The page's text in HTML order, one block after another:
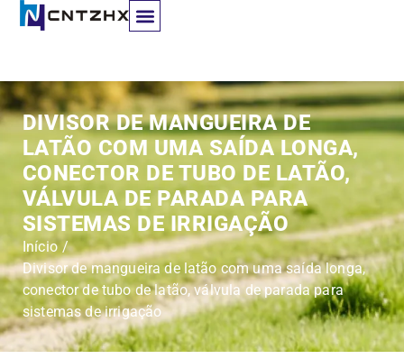
DIVISOR DE MANGUEIRA DE
LATÃO COM UMA SAÍDA LONGA,
CONECTOR DE TUBO DE LATÃO,
VÁLVULA DE PARADA PARA
SISTEMAS DE IRRIGAÇÃO
Início /
Divisor de mangueira de latão com uma saída longa,
conector de tubo de latão, válvula de parada para
sistemas de irrigação